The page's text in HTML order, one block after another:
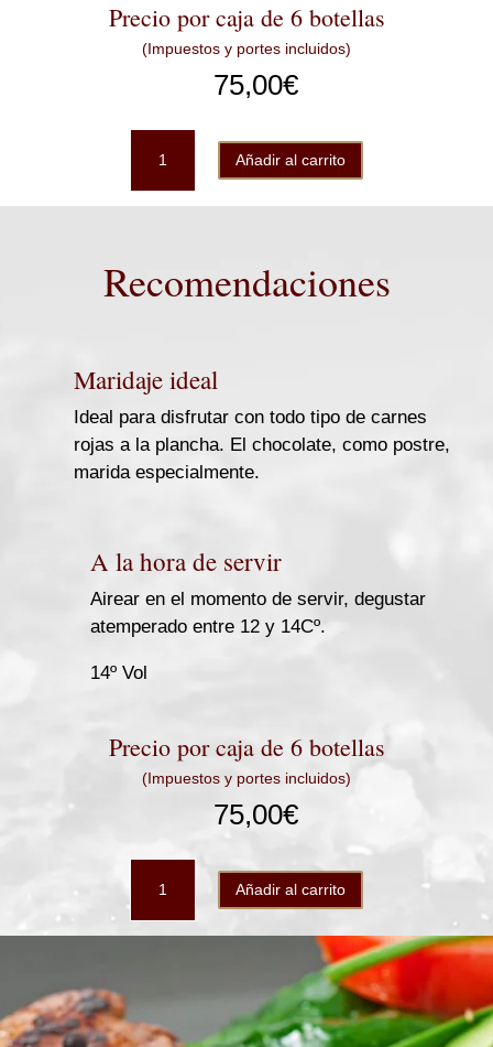
Precio por caja de 6 botellas
(Impuestos y portes incluidos)
75,00€
Tempranillo-
Cabernet
6b
Añadir al carrito
Recomendaciones
Maridaje ideal
Ideal para disfrutar con todo tipo de carnes
rojas a la plancha. El chocolate, como postre,
marida especialmente.
A la hora de servir
Airear en el momento de servir, degustar
atemperado entre 12 y 14Cº.
14º Vol
Precio por caja de 6 botellas
(Impuestos y portes incluidos)
75,00€
Tempranillo-
Cabernet
cantidad
Añadir al carrito